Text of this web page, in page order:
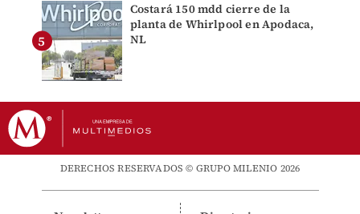
Costará 150 mdd cierre de la
planta de Whirlpool en Apodaca,
NL
DERECHOS RESERVADOS © GRUPO MILENIO 2026